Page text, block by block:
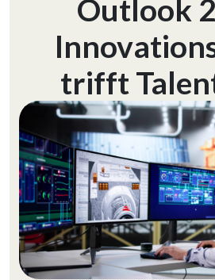
Outlook
trifft